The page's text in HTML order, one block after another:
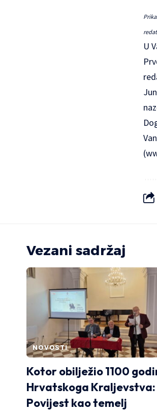
U
(
Vezani sadržaj
NOVOSTI
Kotor obilježio 1100
Hrvatskoga Kraljevstva:
Povijest kao temelj